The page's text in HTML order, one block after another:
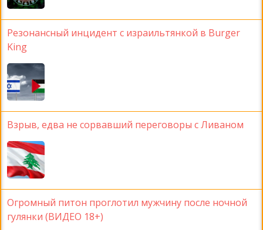
Резонансный инцидент с израильтянкой в Burger
King
Взрыв, едва не сорвавший переговоры с Ливаном
Огромный питон проглотил мужчину после ночной
гулянки (ВИДЕО 18+)